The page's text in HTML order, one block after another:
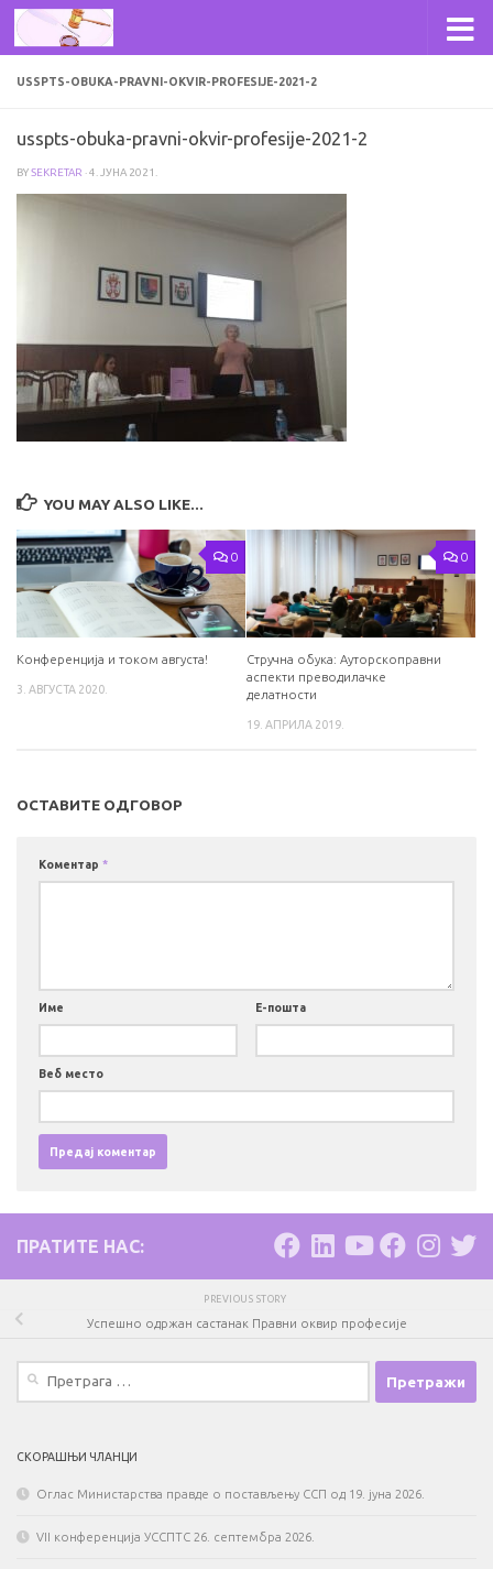
Skip to content
USSPTS-OBUKA-PRAVNI-OKVIR-PROFESIJE-2021-2
usspts-obuka-pravni-okvir-profesije-2021-2
BYSEKRETAR ·4. ЈУНА 2021.
YOU MAY ALSO LIKE...
0
Конференција и током августа!
3. АВГУСТА 2020.
0
Стручна обука: Ауторскоправни
аспекти преводилачке
делатности
19. АПРИЛА 2019.
ОСТАВИТЕ ОДГОВОР
Коментар *
Име Е-пошта
Веб место
ПРАТИТЕ НАС:
PREVIOUS STORY
Успешно одржан састанак Правни оквир професије
СКОРАШЊИ ЧЛАНЦИ
Оглас Министарства правде о постављењу ССП од 19. јуна 2026.
VII конференција УССПТС 26. септембра 2026.